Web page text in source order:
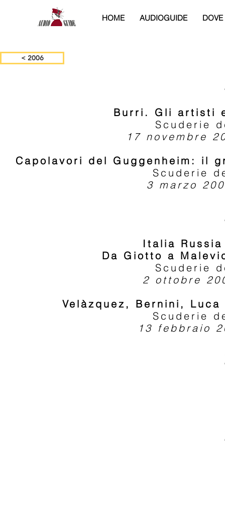
HOME AUDIOGUIDE
< 2006
Burri. Gli artisti
Scuderie
17 novembre
Capolavori del Guggenheim: il
Scuderie
3 marzo
Italia
Da Giotto a
Scuderie
2 ottobre
Velàzquez, Bernini,
Scuderie
13 febbraio